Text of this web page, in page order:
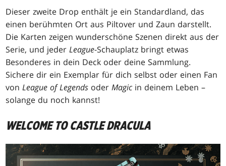
Dieser zweite Drop enthält je ein Standardland, das
einen berühmten Ort aus Piltover und Zaun darstellt.
Die Karten zeigen wunderschöne Szenen direkt aus der
Serie, und jederLeague-Schauplatz bringt etwas
Besonderes in dein Deck oder deine Sammlung.
Sichere dir ein Exemplar für dich selbst oder einen Fan
vonLeague of Legends oderMagic in deinem Leben –
solange du noch kannst!
WELCOME TO CASTLE DRACULA